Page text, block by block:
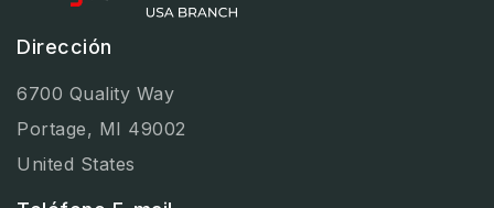
Dirección
6700 Quality Way
Portage, MI 49002
United States